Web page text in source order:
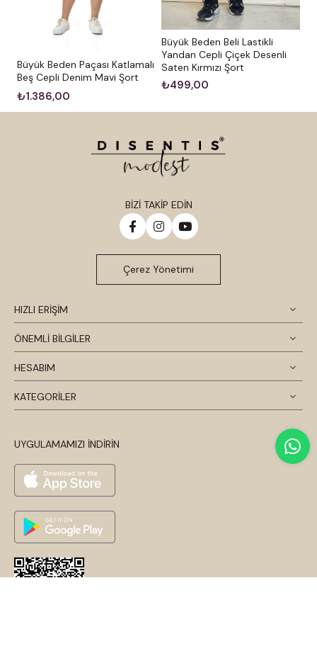
Büyük Beden Paçası Katlamalı
Beş Cepli Denim Mavi Şort
₺1.386,00
Büyük Beden Beli Lastikli
Yandan Cepli Çiçek Desenli
Saten Kırmızı Şort
₺499,00
HIZLI ERİŞİM
ÖNEMLİ BİLGİLER
HESABIM
KATEGORİLER
UYGULAMAMIZI İNDİRİN
BİZİ TAKİP EDİN
Çerez Yönetimi